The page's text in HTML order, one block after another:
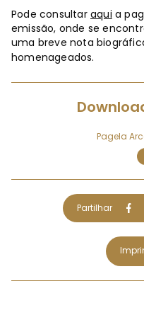
Pode consultar aqui a
emissão, onde se
uma breve nota
homenageados.
Pagela
Partilhar